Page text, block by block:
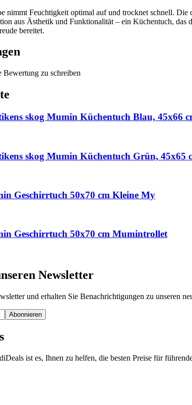
nimmt Feuchtigkeit optimal auf und trocknet schnell.
aus Ästhetik und Funktionalität – ein Küchentuch,
bereitet.
Bewertung zu schreiben
skog Mumin Küchentuch Blau, 45x66
skog Mumin Küchentuch Grün, 45x65
Geschirrtuch 50x70 cm Kleine My
Geschirrtuch 50x70 cm Mumintrollet
Newsletter
und erhalten Sie Benachrichtigungen zu unseren
Abonnieren
ist es, Ihnen zu helfen, die besten Preise für